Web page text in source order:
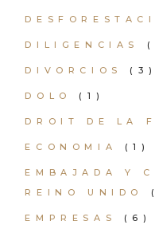
DILIGENCIAS
DIVORCIOS (3)
DOLO (1)
DROIT DE LA
ECONOMIA (1)
EMBAJADA Y
REINO UNIDO
EMPRESAS (6)